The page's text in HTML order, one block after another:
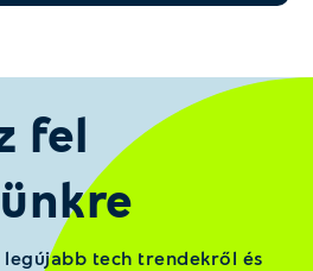
fel
legújabb tech trendekről és